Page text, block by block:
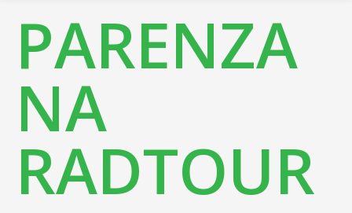
PARENZA
NA
RADTOUR